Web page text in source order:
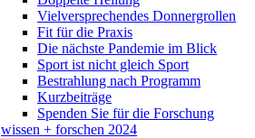
Vielversprechendes Donnergrollen
Fit für die Praxis
Die nächste Pandemie im Blick
Sport ist nicht gleich Sport
Bestrahlung nach Programm
Kurzbeiträge
Spenden Sie für die Forschung
wissen + forschen 2024